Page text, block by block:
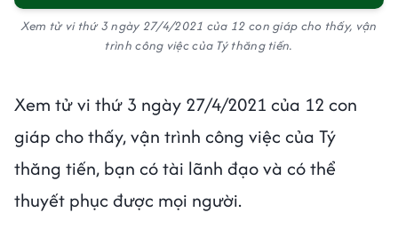
Xem tử vi thứ 3 ngày 27/4/2021 của 12 con giáp cho thấy, vận
trình công việc của Tý thăng tiến.
Xem tử vi thứ 3 ngày 27/4/2021 của 12 con
giáp cho thấy, vận trình công việc của Tý
thăng tiến, bạn có tài lãnh đạo và có thể
thuyết phục được mọi người.